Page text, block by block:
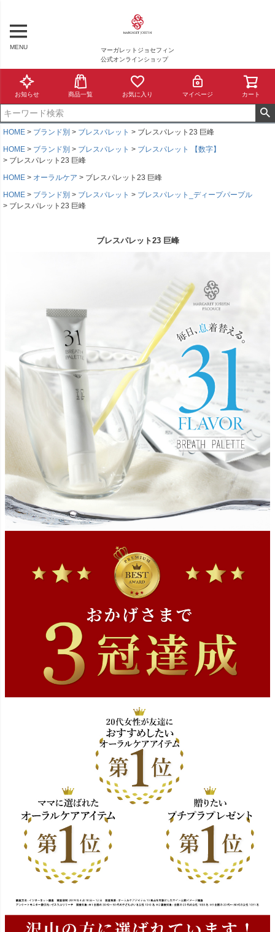
MENU
マーガレットジョセフィン
公式オンラインショップ
お知らせ 商品一覧 お気に入り マイページ カート
HOME ブランド別 ブレスパレット
ブレスパレット23 巨峰
HOME
ブランド別 ブレスパレット
ブレスパレット 【数字】
ブレスパレット23 巨峰
HOME
オーラルケア
ブレスパレット23 巨峰
HOME
ブランド別 ブレスパレット
ブレスパレット_ディープパープル
ブレスパレット23 巨峰
ブレスパレット23 巨峰